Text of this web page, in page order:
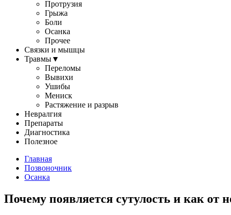
Протрузия
Грыжа
Боли
Осанка
Прочее
Связки и мышцы
Травмы▼
Переломы
Вывихи
Ушибы
Мениск
Растяжение и разрыв
Невралгия
Препараты
Диагностика
Полезное
Главная
Позвоночник
Осанка
Почему появляется сутулость и как от